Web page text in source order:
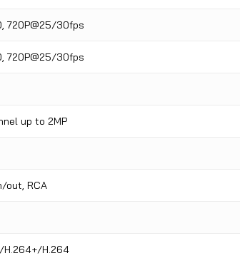
720P@25/30fps
720P@25/30fps
up to 2MP
out, RCA
H.264